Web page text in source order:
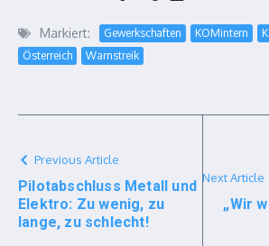
Markiert: Gewerkschaften KOMintern
Österreich
Warnstreik
Previous Article
Pilotabschluss Metall und
Elektro: Zu wenig, zu
lange, zu schlecht!
Next Article
„Wir